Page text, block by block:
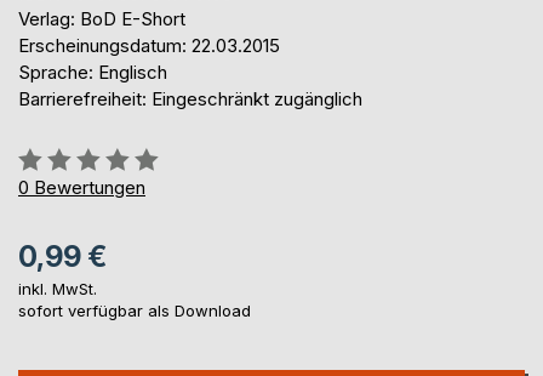
Verlag: BoD E-Short
Erscheinungsdatum: 22.03.2015
Sprache: Englisch
Barrierefreiheit: Eingeschränkt zugänglich
Bewertung::
0%
0 Bewertungen
0,99 €
inkl. MwSt.
sofort verfügbar als Download